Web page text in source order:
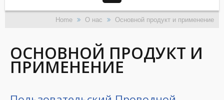
Home О нас Основной продукт и применение
ОСНОВНОЙ ПРОДУКТ И
ПРИМЕНЕНИЕ